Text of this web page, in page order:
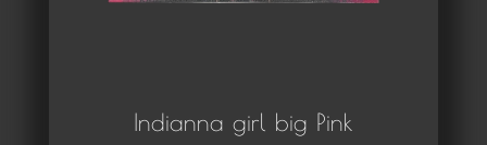
Indianna girl big Pink